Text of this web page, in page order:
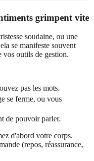
grimpent vite
soudaine, ou une
se manifeste souvent
vos outils de gestion.
pas les mots.
se ferme, ou vous
de pouvoir parler.
d'abord votre corps.
(repos, réassurance,